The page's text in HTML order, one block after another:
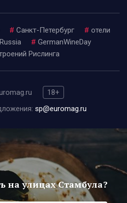
# Санкт-Петербург # отели
# GermanWineDay
Рислинга
18+
sp@euromag.ru
на улицах Стамбула?